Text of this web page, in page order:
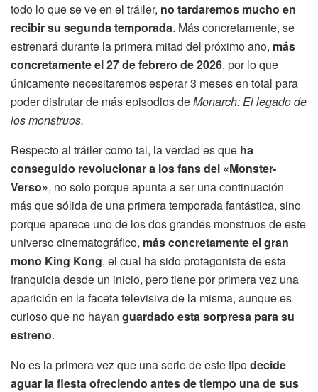
todo lo que se ve en el tráiler, no tardaremos mucho en
recibir su segunda temporada. Más concretamente, se
estrenará durante la primera mitad del próximo año, más
concretamente el 27 de febrero de 2026, por lo que
únicamente necesitaremos esperar 3 meses en total para
poder disfrutar de más episodios deMonarch: El legado de
los monstruos.
Respecto al tráiler como tal, la verdad es que ha
conseguido revolucionar a los fans del «Monster-
Verso», no solo porque apunta a ser una continuación
más que sólida de una primera temporada fantástica, sino
porque aparece uno de los dos grandes monstruos de este
universo cinematográfico, más concretamente el gran
mono King Kong, el cual ha sido protagonista de esta
franquicia desde un inicio, pero tiene por primera vez una
aparición en la faceta televisiva de la misma, aunque es
curioso que no hayan guardado esta sorpresa para su
estreno.
No es la primera vez que una serie de este tipodecide
aguar la fiesta ofreciendo antes de tiempo una de sus